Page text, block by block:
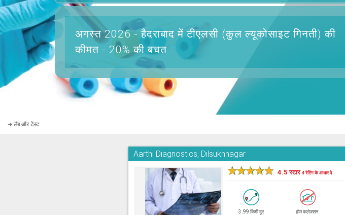
अगस्त 2026 -हैदराबाद में टीएलसी (कुल ल्यूकोसाइट गिनती) की
कीमत - 20% की बचत
➜ लैब और टेस्ट
Aarthi Diagnostics, Dilsukhnagar
★★★★★ 4.5 स्टार4 रेटिंग के आधार पे
3.99 किमी दूर होम कलेक्शन